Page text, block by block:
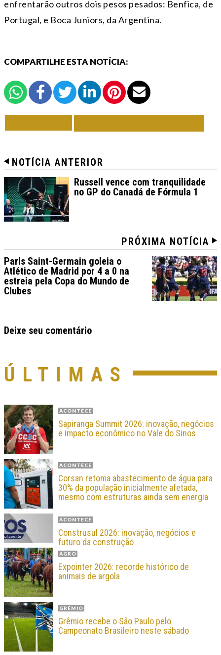
enfrentarão outros dois pesos pesados: Benfica, de
Portugal, e Boca Juniors, da Argentina.
COMPARTILHE ESTA NOTÍCIA:
NOTÍCIA ANTERIOR
Russell vence com tranquilidade
no GP do Canadá de Fórmula 1
PRÓXIMA NOTÍCIA
Paris Saint-Germain goleia o
Atlético de Madrid por 4 a 0 na
estreia pela Copa do Mundo de
Clubes
Deixe seu comentário
ÚLTIMAS
ACONTECE
Sapiranga Summit 2026: inovação, negócios
e impacto econômico no Vale do Sinos
ACONTECE
Corsan retoma abastecimento de água para
30% da população inicialmente afetada,
mesmo com estruturas ainda sem energia
ACONTECE
Construsul 2026: inovação, negócios e
futuro da construção
AGRO
Expointer 2026: recorde histórico de
animais de argola
GRÊMIO
Grêmio recebe o São Paulo pelo
Campeonato Brasileiro neste sábado